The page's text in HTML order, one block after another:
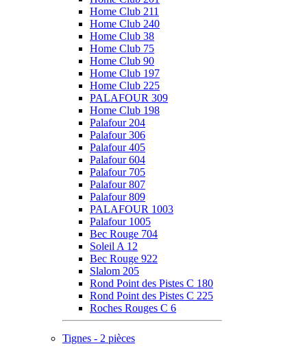
Home Club 211
Home Club 240
Home Club 38
Home Club 75
Home Club 90
Home Club 197
Home Club 225
PALAFOUR 309
Home Club 198
Palafour 204
Palafour 306
Palafour 405
Palafour 604
Palafour 705
Palafour 807
Palafour 809
PALAFOUR 1003
Palafour 1005
Bec Rouge 704
Soleil A 12
Bec Rouge 922
Slalom 205
Rond Point des Pistes C 180
Rond Point des Pistes C 225
Roches Rouges C 6
Tignes - 2 pièces